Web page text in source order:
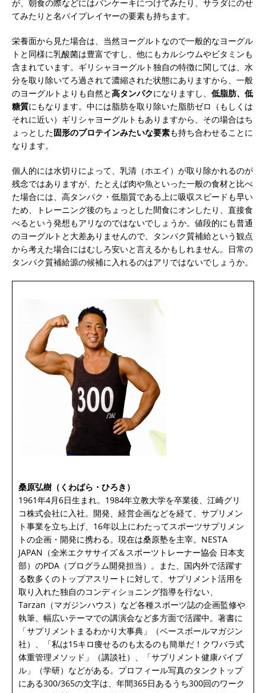
が、朝食の際などにはパンケーキにつけてみたり、サラダにのせ
てみたりと名バイプレイヤーの要素も持ちます。
栄養面から見た場合は、当然ヨーグルトなので一般的なヨーグル
トと同様に乳酸菌は豊富ですし、他にもカルシウムやビタミンも
含まれています。ギリシャヨーグルト独自の特徴に関しては、水
分を取り除いてろ過されて濃縮された状態にありますから、一般
のヨーグルトよりも自然と高タンパクになりますし、 低脂肪、低
糖質にもなります。中には脂肪を取り除いた脂肪ゼロ（もしくは
それに近い）ギリシャヨーグルトもありますから、その場合はち
ょっとした固形のプロテインみたいな要素も持ち合わせることに
なります。
個人的には水切りによって、乳清（ホエイ）が取り除かれるのが
残念ではありますが、たとえば肉や魚といった一般の食材と比べ
た場合には、高タンパク・低脂質である上に吸収スピードも早い
ため、トレーニング後のちょっとした間食にオンしたり、直接食
べるという発想もアリなのではないでしょうか。値段的にも普通
のヨーグルトと大差ありませんので、タンパク質補給という観点
から考えた場合にはむしろ安いと言えるかもしれません。日常の
タンパク質補給源の候補に入れるのはアリではないでしょうか。
桑原弘樹（くわばら・ひろき）
1961年4月6日生まれ。1984年立教大学を卒業後、江崎グリ
コ株式会社に入社。開発、経営企画などを経て、サプリメン
ト事業を立ち上げ、16年以上にわたってスポーツサプリメン
トの企画・開発に携わる。現在は桑原塾を主宰。NESTA
JAPAN（全米エクササイズ＆スポーツトレーナー協会 日本支
部）のPDA（プログラム開発担当）。また、国内外で活躍す
る数多くのトップアスリートに対して、サプリメント活用を
取り入れた独自のコンディショニング指導を行ない、
Tarzan（マガジンハウス）など各種スポーツ誌の企画監修や
執筆、幅広いテーマでの講演会など多方面で活躍中。著書に
「サプリメントまるわかり大事典」（ベースボールマガジン
社）、「私は15キロ痩せるのも太るのも簡単だ！クワバラ式
体重管理メソッド」（講談社）、「サプリメント健康バイブ
ル」（学研）などがある。プロフィール写真のタンクトップ
にある300/365の文字は、年間365日あるうち300回のワーク